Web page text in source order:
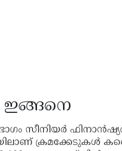
ഇങ്ങനെ
സീനിയർ
ക്രമക്കേടുകൾ